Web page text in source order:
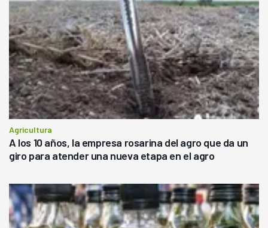
Agricultura
A los 10 años, la empresa rosarina del agro que da un
giro para atender una nueva etapa en el agro